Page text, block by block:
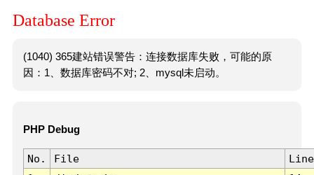
Database Error
(1040) 365建站错误警告：连接数据库失败，可能的原
因：1、数据库密码不对; 2、mysql未启动。
PHP Debug
No. File
Line